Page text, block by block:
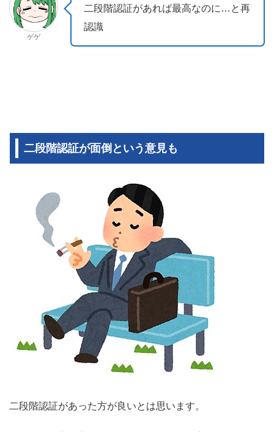
ゲゲ
二段階認証があれば最高なのに…と再
認識
二段階認証が面倒という意見も
二段階認証があった方が良いとは思います。